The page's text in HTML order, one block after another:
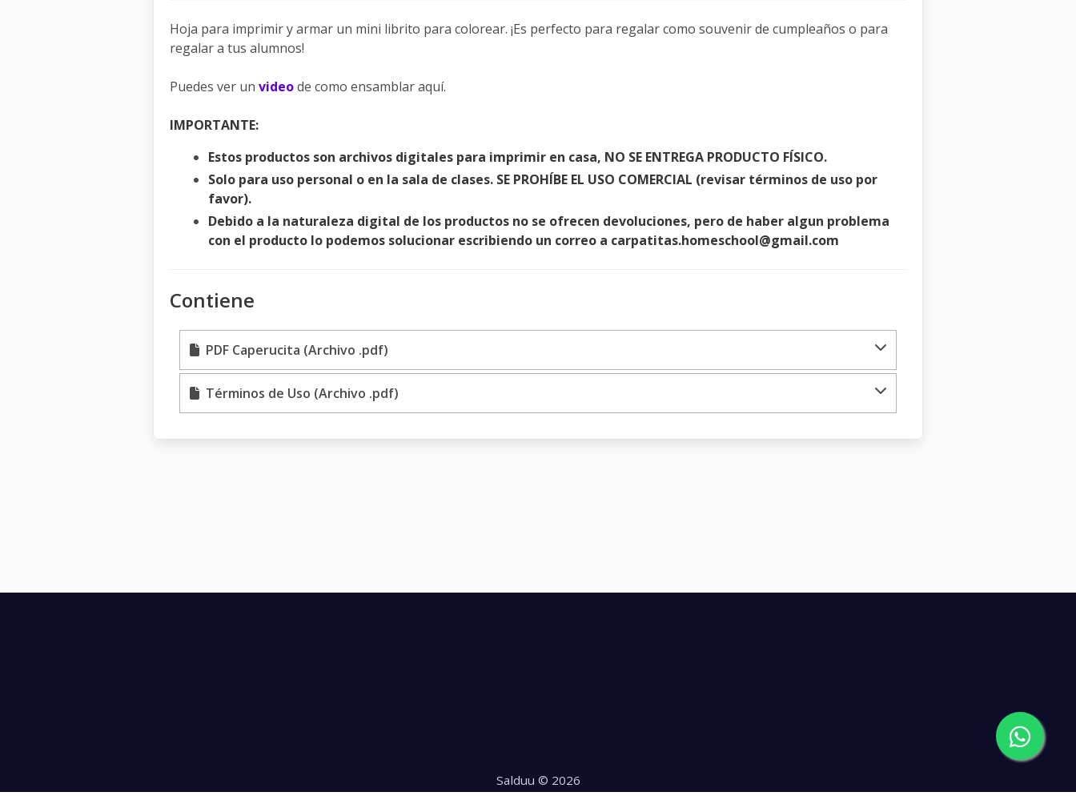
Hoja para imprimir y armar un mini librito para colorear. ¡Es perfecto para regalar como souvenir de cumpleaños o para
regalar a tus alumnos!
Puedes ver un videode como ensamblar aquí.
IMPORTANTE:
Estos productos son archivos digitales para imprimir en casa, NO SE ENTREGA PRODUCTO FÍSICO.
Solo para uso personal o en la sala de clases. SE PROHÍBE EL USO COMERCIAL (revisar términos de uso por
favor).
Debido a la naturaleza digital de los productos no se ofrecen devoluciones, pero de haber algun problema
con el producto lo podemos solucionar escribiendo un correo a carpatitas.homeschool@gmail.com
Contiene
PDF Caperucita (Archivo .pdf)
Términos de Uso (Archivo .pdf)
Salduu © 2026